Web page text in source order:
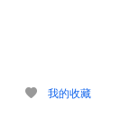
我的收藏